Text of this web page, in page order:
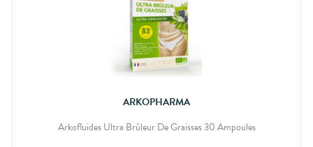
ARKOPHARMA
Arkofluides Ultra Brûleur De Graisses 30 Ampoules